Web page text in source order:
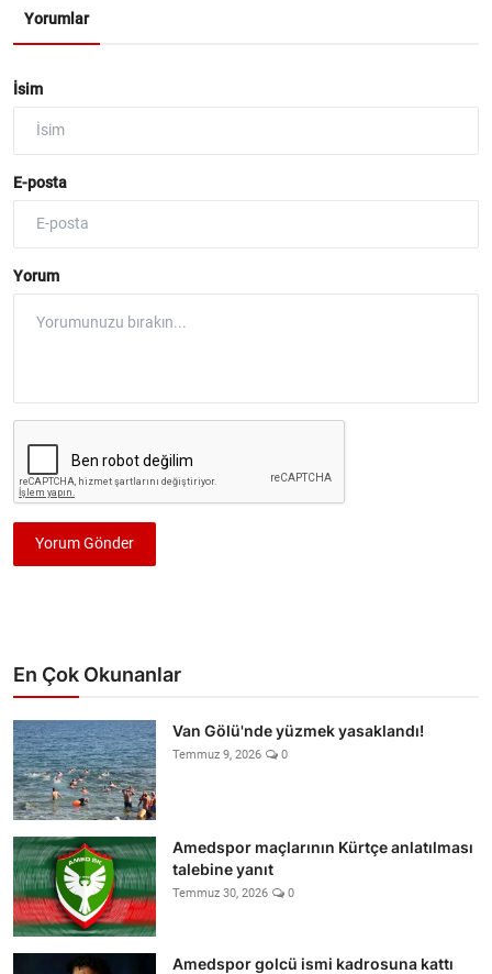
Yorumlar
İsim
E-posta
Yorum
Yorum Gönder
En Çok Okunanlar
Van Gölü'nde yüzmek yasaklandı!
Temmuz 9, 2026 0
Amedspor maçlarının Kürtçe anlatılması
talebine yanıt
Temmuz 30, 2026 0
Amedspor golcü ismi kadrosuna kattı